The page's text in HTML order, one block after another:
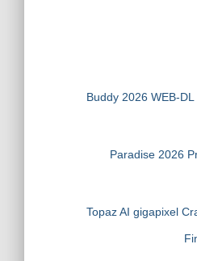
Buddy 2026 WEB-
Paradise 2026
Topaz AI gigapixel